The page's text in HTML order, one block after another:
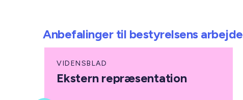
Anbefalinger til bestyrelsens arbejde
VIDENSBLAD
Ekstern repræsentation